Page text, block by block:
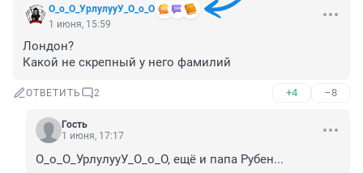
О_о_О_УрлулууУ_О_о_О
1 июня, 15:59
Лондон?
Какой не скрепный у него фамилий
ОТВЕТИТЬ 2 +4 –8
Гость
1 июня, 17:17
О_о_О_УрлулууУ_О_о_О, ещё и папа Рубен...